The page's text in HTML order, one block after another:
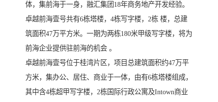
体，集前海于一身，融汇集团18年商务地产开发经验。
卓越前海壹号共有6栋塔楼，4栋写字楼，2栋 楼，总建
筑面积47万平方米。一期为两栋180米甲级写字楼，将为
前海企业提供驻前海的机会 。
卓越前海壹号位于桂湾片区，项目总建筑面积约47万平
方米，集办公、居住、商业于一体，由有6栋塔楼组成，
其中含4栋超甲写字楼，2栋国际行政公寓及Intown商业